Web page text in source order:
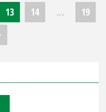
13 14 … 19